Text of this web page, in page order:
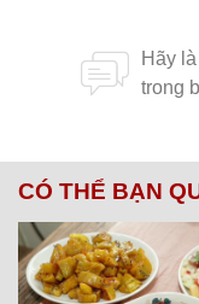
CÓ THỂ BẠN